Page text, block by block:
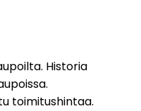
Historia
toimitushintaa.